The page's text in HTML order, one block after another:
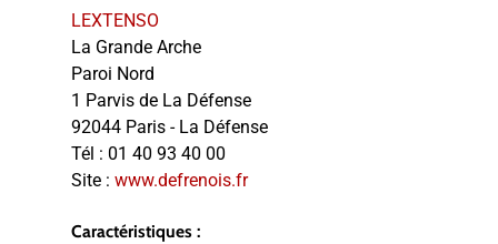
LEXTENSO
La Grande Arche
Paroi Nord
1 Parvis de La Défense
92044 Paris - La Défense
Tél : 01 40 93 40 00
Site : www.defrenois.fr
Caractéristiques :